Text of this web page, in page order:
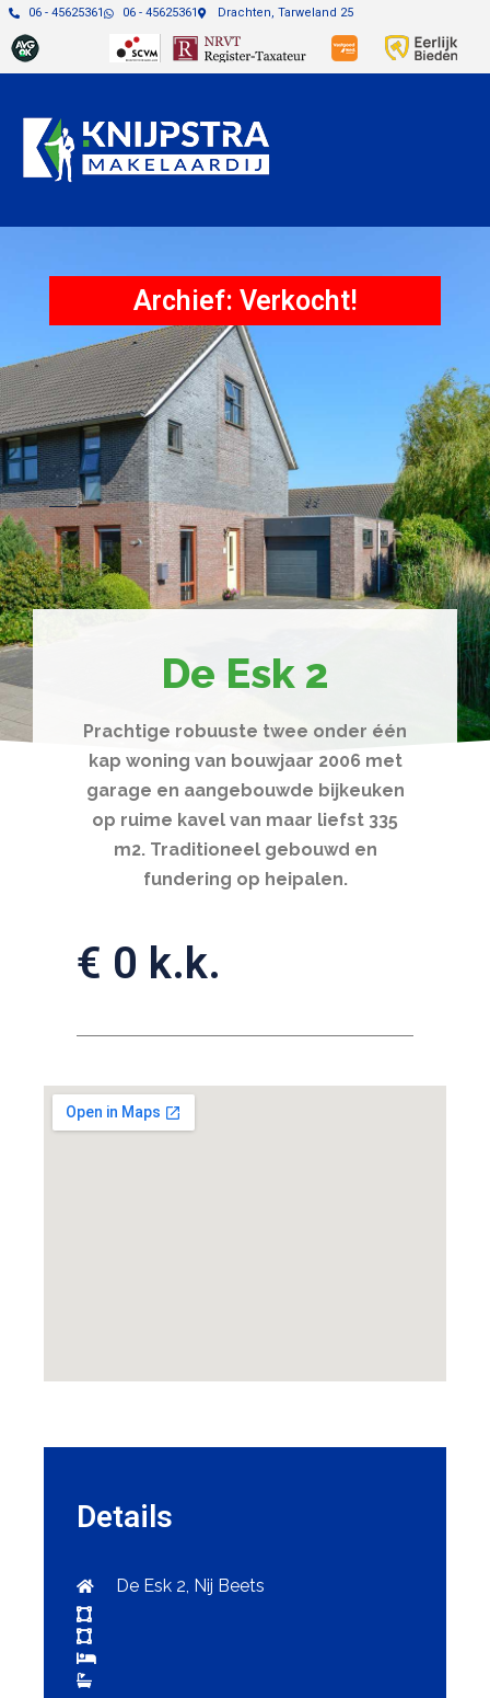
06 - 45625361 06 - 45625361 Drachten, Tarweland 25
Archief: Verkocht!
De Esk 2
Prachtige robuuste twee onder één
kap woning van bouwjaar 2006 met
garage en aangebouwde bijkeuken
op ruime kavel van maar liefst 335
m2. Traditioneel gebouwd en
fundering op heipalen.
€ 0 k.k.
Details
De Esk 2, Nij Beets